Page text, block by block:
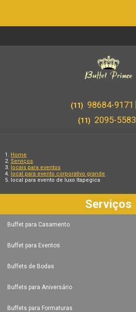
(11) 98684-9171
(11) 2095-5583
Home
Serviços
locais para eventos
local para evento corporativo grande
local para evento de luxo Itapegica
Serviços
Buffet para Casamento
Buffet para Eventos
Buffets de Bodas
Buffets para Aniversário
Buffets para Formaturas